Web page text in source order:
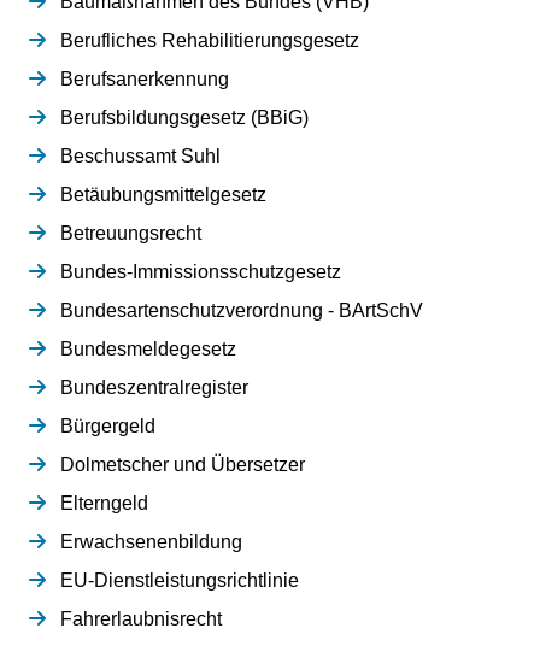
Berufliches Rehabilitierungsgesetz
Berufsanerkennung
Berufsbildungsgesetz (BBiG)
Beschussamt Suhl
Betäubungsmittelgesetz
Betreuungsrecht
Bundes-Immissionsschutzgesetz
Bundesartenschutzverordnung - BArtSchV
Bundesmeldegesetz
Bundeszentralregister
Bürgergeld
Dolmetscher und Übersetzer
Elterngeld
Erwachsenenbildung
EU-Dienstleistungsrichtlinie
Fahrerlaubnisrecht